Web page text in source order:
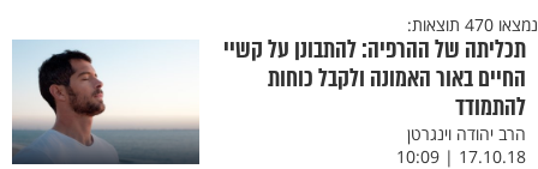
נמצאו 470 תוצאות:
תכליתה של ההרפיה: להתבונן על קשיי
החיים באור האמונה ולקבל כוחות
להתמודד
הרב יהודה וינגרטן
17.10.18 | 10:09